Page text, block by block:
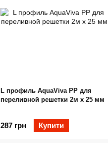
L профиль AquaViva PP для
переливной решетки 2м х 25 мм
287 грн Купити